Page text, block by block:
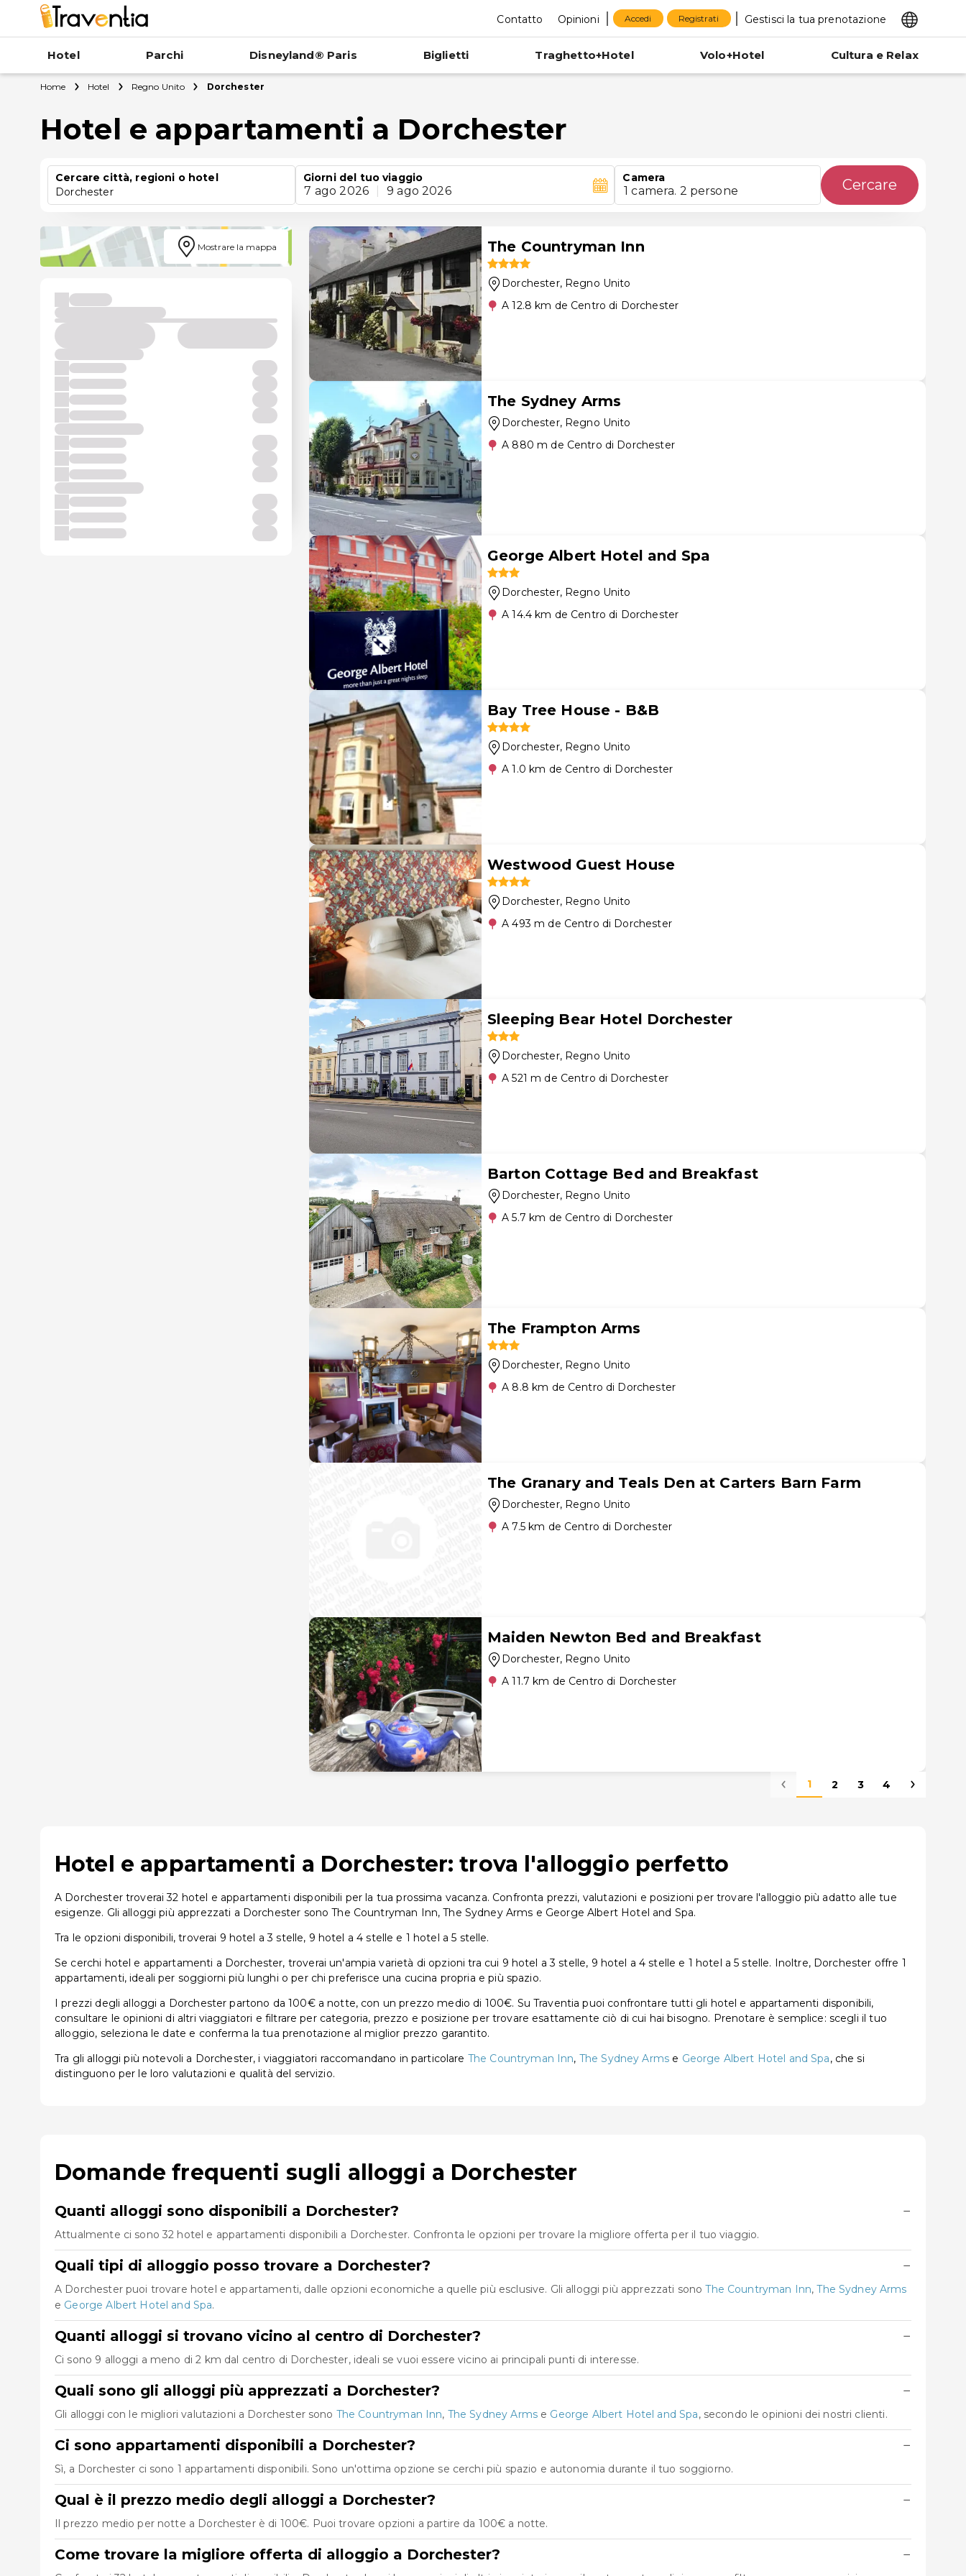
Contatto Opinioni Accedi Registrati Gestisci la tua prenotazione
Hotel Parchi Disneyland® Paris Biglietti Traghetto+Hotel Volo+Hotel Cultura e Relax
Home Hotel Regno Unito Dorchester
Hotel e appartamenti a Dorchester
Cercare città, regioni o hotel
Dorchester
Giorni del tuo viaggio
7 ago 2026 9 ago 2026
Camera
1 camera. 2 persone Cercare
Mostrare la mappa The Countryman Inn
Dorchester, Regno Unito
A 12.8 km de Centro di Dorchester
The Sydney Arms
Dorchester, Regno Unito
A 880 m de Centro di Dorchester
George Albert Hotel and Spa
Dorchester, Regno Unito
A 14.4 km de Centro di Dorchester
Bay Tree House - B&B
Dorchester, Regno Unito
A 1.0 km de Centro di Dorchester
Westwood Guest House
Dorchester, Regno Unito
A 493 m de Centro di Dorchester
Sleeping Bear Hotel Dorchester
Dorchester, Regno Unito
A 521 m de Centro di Dorchester
Barton Cottage Bed and Breakfast
Dorchester, Regno Unito
A 5.7 km de Centro di Dorchester
The Frampton Arms
Dorchester, Regno Unito
A 8.8 km de Centro di Dorchester
The Granary and Teals Den at Carters Barn Farm
Dorchester, Regno Unito
A 7.5 km de Centro di Dorchester
Maiden Newton Bed and Breakfast
Dorchester, Regno Unito
A 11.7 km de Centro di Dorchester
1 2 3 4
Hotel e appartamenti a Dorchester: trova l'alloggio perfetto
A Dorchester troverai 32 hotel e appartamenti disponibili per la tua prossima vacanza. Confronta prezzi, valutazioni e posizioni per trovare l'alloggio più adatto alle tue
esigenze. Gli alloggi più apprezzati a Dorchester sono The Countryman Inn, The Sydney Arms e George Albert Hotel and Spa.
Tra le opzioni disponibili, troverai 9 hotel a 3 stelle, 9 hotel a 4 stelle e 1 hotel a 5 stelle.
Se cerchi hotel e appartamenti a Dorchester, troverai un'ampia varietà di opzioni tra cui 9 hotel a 3 stelle, 9 hotel a 4 stelle e 1 hotel a 5 stelle. Inoltre, Dorchester offre 1
appartamenti, ideali per soggiorni più lunghi o per chi preferisce una cucina propria e più spazio.
I prezzi degli alloggi a Dorchester partono da 100€ a notte, con un prezzo medio di 100€. Su Traventia puoi confrontare tutti gli hotel e appartamenti disponibili,
consultare le opinioni di altri viaggiatori e filtrare per categoria, prezzo e posizione per trovare esattamente ciò di cui hai bisogno. Prenotare è semplice: scegli il tuo
alloggio, seleziona le date e conferma la tua prenotazione al miglior prezzo garantito.
Tra gli alloggi più notevoli a Dorchester, i viaggiatori raccomandano in particolare The Countryman Inn, The Sydney Arms e George Albert Hotel and Spa, che si
distinguono per le loro valutazioni e qualità del servizio.
Domande frequenti sugli alloggi a Dorchester
Quanti alloggi sono disponibili a Dorchester? −
Attualmente ci sono 32 hotel e appartamenti disponibili a Dorchester. Confronta le opzioni per trovare la migliore offerta per il tuo viaggio.
Quali tipi di alloggio posso trovare a Dorchester? −
A Dorchester puoi trovare hotel e appartamenti, dalle opzioni economiche a quelle più esclusive. Gli alloggi più apprezzati sonoThe Countryman Inn,The Sydney Arms
e George Albert Hotel and Spa.
Quanti alloggi si trovano vicino al centro di Dorchester? −
Ci sono 9 alloggi a meno di 2 km dal centro di Dorchester, ideali se vuoi essere vicino ai principali punti di interesse.
Quali sono gli alloggi più apprezzati a Dorchester? −
Gli alloggi con le migliori valutazioni a Dorchester sono The Countryman Inn, The Sydney Arms e George Albert Hotel and Spa, secondo le opinioni dei nostri clienti.
Ci sono appartamenti disponibili a Dorchester? −
Sì, a Dorchester ci sono 1 appartamenti disponibili. Sono un'ottima opzione se cerchi più spazio e autonomia durante il tuo soggiorno.
Qual è il prezzo medio degli alloggi a Dorchester? −
Il prezzo medio per notte a Dorchester è di 100€. Puoi trovare opzioni a partire da 100€ a notte.
Come trovare la migliore offerta di alloggio a Dorchester? −